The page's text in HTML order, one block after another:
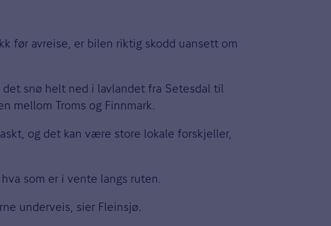
før avreise, er bilen riktig skodd uansett om
snø helt ned i lavlandet fra Setesdal til
mellom Troms og Finnmark.
og det kan være store lokale forskjeller,
som er i vente langs ruten.
underveis, sier Fleinsjø.